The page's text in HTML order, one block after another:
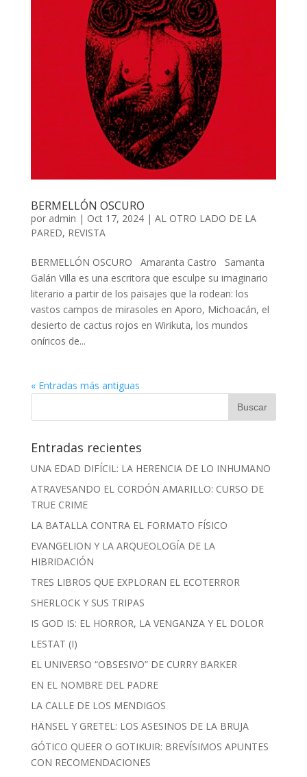
BERMELLÓN OSCURO
por admin | Oct 17, 2024 | AL OTRO LADO DE LA
PARED, REVISTA
BERMELLÓN OSCURO Amaranta Castro Samanta
Galán Villa es una escritora que esculpe su imaginario
literario a partir de los paisajes que la rodean: los
vastos campos de mirasoles en Aporo, Michoacán, el
desierto de cactus rojos en Wirikuta, los mundos
oníricos de...
« Entradas más antiguas
Entradas recientes
UNA EDAD DIFÍCIL: LA HERENCIA DE LO INHUMANO
ATRAVESANDO EL CORDÓN AMARILLO: CURSO DE
TRUE CRIME
LA BATALLA CONTRA EL FORMATO FÍSICO
EVANGELION Y LA ARQUEOLOGÍA DE LA
HIBRIDACIÓN
TRES LIBROS QUE EXPLORAN EL ECOTERROR
SHERLOCK Y SUS TRIPAS
IS GOD IS: EL HORROR, LA VENGANZA Y EL DOLOR
LESTAT (I)
EL UNIVERSO “OBSESIVO” DE CURRY BARKER
EN EL NOMBRE DEL PADRE
LA CALLE DE LOS MENDIGOS
HÄNSEL Y GRETEL: LOS ASESINOS DE LA BRUJA
GÓTICO QUEER O GOTIKUIR: BREVÍSIMOS APUNTES
CON RECOMENDACIONES